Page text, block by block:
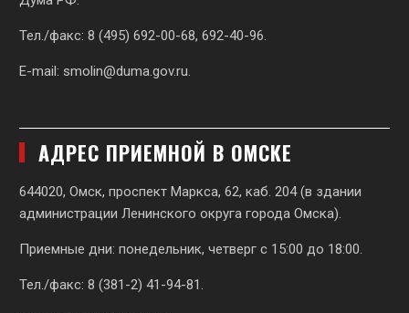
Тел./факс: 8 (495) 692-00-68, 692-40-96.
E-mail: smolin@duma.gov.ru.
АДРЕС ПРИЕМНОЙ В ОМСКЕ
644020, Омск, проспект Маркса, 62, каб. 204 (в здании
администрации Ленинского округа города Омска).
Приемные дни: понедельник, четверг с 15:00 до 18:00.
Тел./факс: 8 (381-2) 41-94-81.